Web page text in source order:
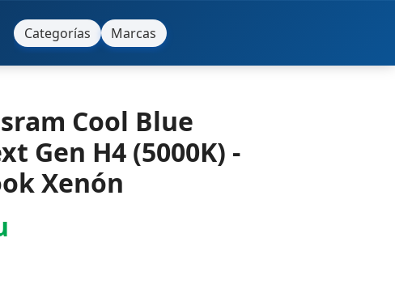
Categorías Marcas
Cool Blue
Gen H4 (5000K) -
Xenón